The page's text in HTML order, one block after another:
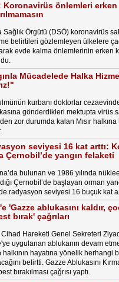
Koronavirüs önlemleri erken
Sağlık Örgütü (DSÖ) koronavirüs
belirtileri gözlemleyen ülkelere
evde kalma önlemlerinin erken
Mücadelede Halka
kurbanı doktorlar
gönderdikleri mektupta virüs
zor durumda kalan Mısır
seviyesi 16 kat arttı:
Çernobil’de yangın felaketi
bulunan ve 1986 yılında
Çernobil’de başlayan orman
radyasyon seviyesi 16 buçuk kat
'Gazze ablukasını kaldır,
bırak' çağrıları
Cihad Hareketi Genel Sekreteri
uygulanan ablukanın devam
halkının hayatına yönelik herhangi
belirtti. Gazze Ablukasını
bırakılması çağrısı yaptı.